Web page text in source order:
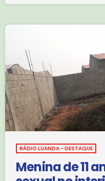
RÁDIO LUANDA - DESTAQUE
Menina de 11